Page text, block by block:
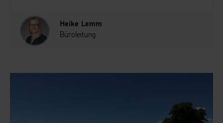
Heike Lemm
Büroleitung